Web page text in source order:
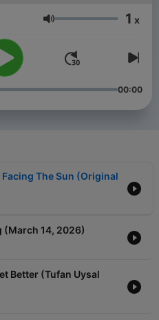
Ένταση 1 x
00:00
Facing The Sun (Original
(March 14, 2026)
Better (Tufan Uysal